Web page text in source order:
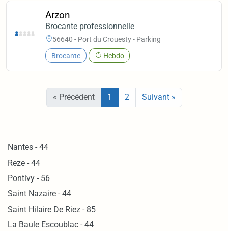
Arzon
Brocante professionnelle
56640 - Port du Crouesty - Parking
Brocante Hebdo
« Précédent 1 2 Suivant »
Nantes - 44
Reze - 44
Pontivy - 56
Saint Nazaire - 44
Saint Hilaire De Riez - 85
La Baule Escoublac - 44